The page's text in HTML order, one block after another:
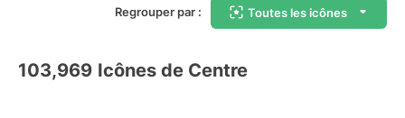
Regrouper par : Toutes les icônes
103,969 Icônes de Centre